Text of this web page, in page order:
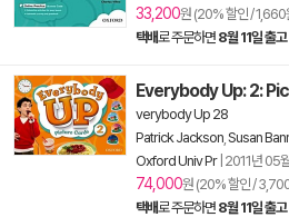
33,200원 (20% 할인 / 1,660
택배로 주문하면 8월 11일 출고
Everybody Up: 2:
verybody Up 28
Patrick Jackson Susan
Oxford Univ Pr| 2011년 05
74,000원 (20% 할인 /
택배로 주문하면 8월 11일 출고